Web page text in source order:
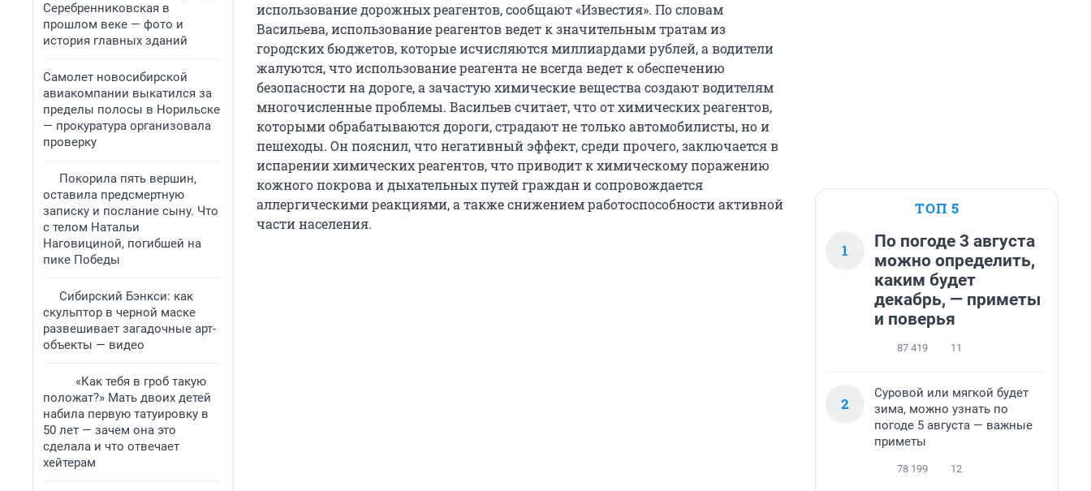
Серебренниковская в
прошлом веке — фото и
история главных зданий
Самолет новосибирской
авиакомпании выкатился за
пределы полосы в Норильске
— прокуратура организовала
проверку
Покорила пять вершин,
оставила предсмертную
записку и послание сыну. Что
с телом Натальи
Наговициной, погибшей на
пике Победы
Сибирский Бэнкси: как
скульптор в черной маске
развешивает загадочные арт-
объекты — видео
«Как тебя в гроб такую
положат?» Мать двоих детей
набила первую татуировку в
50 лет — зачем она это
сделала и что отвечает
хейтерам
использование дорожных реагентов, сообщают «Известия». По словам
Васильева, использование реагентов ведет к значительным тратам из
городских бюджетов, которые исчисляются миллиардами рублей, а водители
жалуются, что использование реагента не всегда ведет к обеспечению
безопасности на дороге, а зачастую химические вещества создают водителям
многочисленные проблемы. Васильев считает, что от химических реагентов,
которыми обрабатываются дороги, страдают не только автомобилисты, но и
пешеходы. Он пояснил, что негативный эффект, среди прочего, заключается в
испарении химических реагентов, что приводит к химическому поражению
кожного покрова и дыхательных путей граждан и сопровождается
аллергическими реакциями, а также снижением работоспособности активной
части населения.
ТОП 5
1
По погоде 3 августа
можно определить,
каким будет
декабрь, — приметы
и поверья
87 419 11
2
Суровой или мягкой будет
зима, можно узнать по
погоде 5 августа — важные
приметы
78 199 12